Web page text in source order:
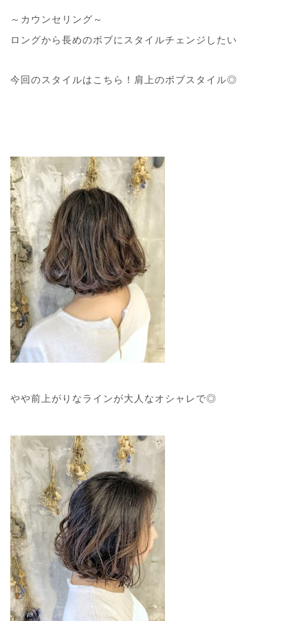
～カウンセリング～
ロングから長めのボブにスタイルチェンジしたい
今回のスタイルはこちら！肩上のボブスタイル◎
やや前上がりなラインが大人なオシャレで◎